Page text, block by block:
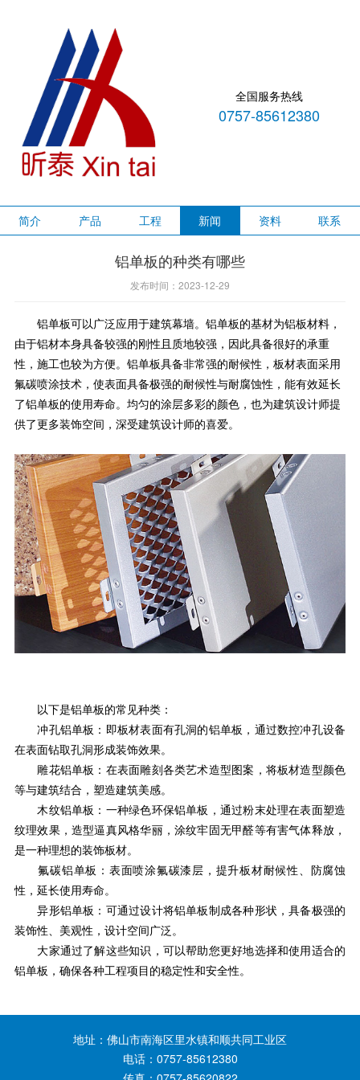
全国服务热线
0757-85612380
简介 产品 工程 新闻 资料 联系
铝单板的种类有哪些
发布时间：2023-12-29
铝单板可以广泛应用于建筑幕墙。铝单板的基材为铝板材料，
由于铝材本身具备较强的刚性且质地较强，因此具备很好的承重
性，施工也较为方便。铝单板具备非常强的耐候性，板材表面采用
氟碳喷涂技术，使表面具备极强的耐候性与耐腐蚀性，能有效延长
了铝单板的使用寿命。均匀的涂层多彩的颜色，也为建筑设计师提
供了更多装饰空间，深受建筑设计师的喜爱。
以下是铝单板的常见种类：
冲孔铝单板：即板材表面有孔洞的铝单板，通过数控冲孔设备
在表面钻取孔洞形成装饰效果。
雕花铝单板：在表面雕刻各类艺术造型图案，将板材造型颜色
等与建筑结合，塑造建筑美感。
木纹铝单板：一种绿色环保铝单板，通过粉末处理在表面塑造
纹理效果，造型逼真风格华丽，涂纹牢固无甲醛等有害气体释放，
是一种理想的装饰板材。
氟碳铝单板：表面喷涂氟碳漆层，提升板材耐候性、防腐蚀
性，延长使用寿命。
异形铝单板：可通过设计将铝单板制成各种形状，具备极强的
装饰性、美观性，设计空间广泛。
大家通过了解这些知识，可以帮助您更好地选择和使用适合的
铝单板，确保各种工程项目的稳定性和安全性。
地址：佛山市南海区里水镇和顺共同工业区
电话：0757-85612380